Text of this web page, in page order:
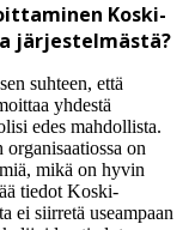
Koski-
järjestelmästä?
suhteen, että
yhdestä
edes mahdollista.
on
mikä on hyvin
tiedot Koski-
ei siirretä useampaan